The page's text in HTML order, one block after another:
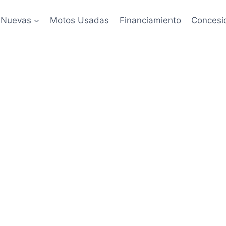
Motos Usadas Financiamiento